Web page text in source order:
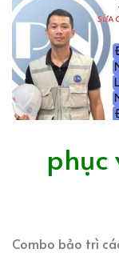
phục
Combo bảo trì